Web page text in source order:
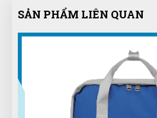
tôi thích rồi nha
Lê Chí Trung
(Đánh giá 1 năm trước)
SẢN PHẨM LIÊN QUAN